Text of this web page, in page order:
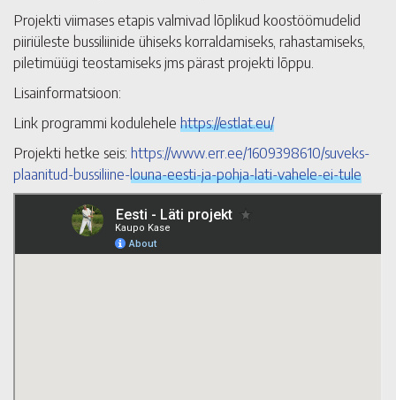
Projekti viimases etapis valmivad lõplikud koostöömudelid
piiriüleste bussiliinide ühiseks korraldamiseks, rahastamiseks,
piletimüügi teostamiseks jms pärast projekti lõppu.
Lisainformatsioon:
Link programmi kodulehele https://estlat.eu/
Projekti hetke seis: https://www.err.ee/1609398610/suveks-
plaanitud-bussiliine-louna-eesti-ja-pohja-lati-vahele-ei-tule